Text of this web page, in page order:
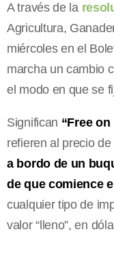
A través de la
Agricultura,
miércoles en el
marcha un cambio
el modo en que se
Significan “Free
refieren al precio
a bordo de un
de que comience
cualquier tipo de
valor “lleno”, en